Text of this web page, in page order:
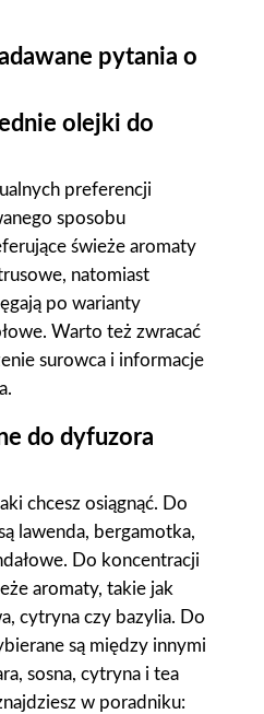
pytania o
olejki do
preferencji
sposobu
świeże aromaty
natomiast
po warianty
Warto też zwracać
surowca i informacje
do dyfuzora
chcesz osiągnąć. Do
lawenda, bergamotka,
Do koncentracji
aromaty, takie jak
cytryna czy bazylia. Do
są między innymi
sosna, cytryna i tea
w poradniku: